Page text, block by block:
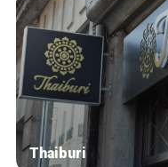
Thaiburi